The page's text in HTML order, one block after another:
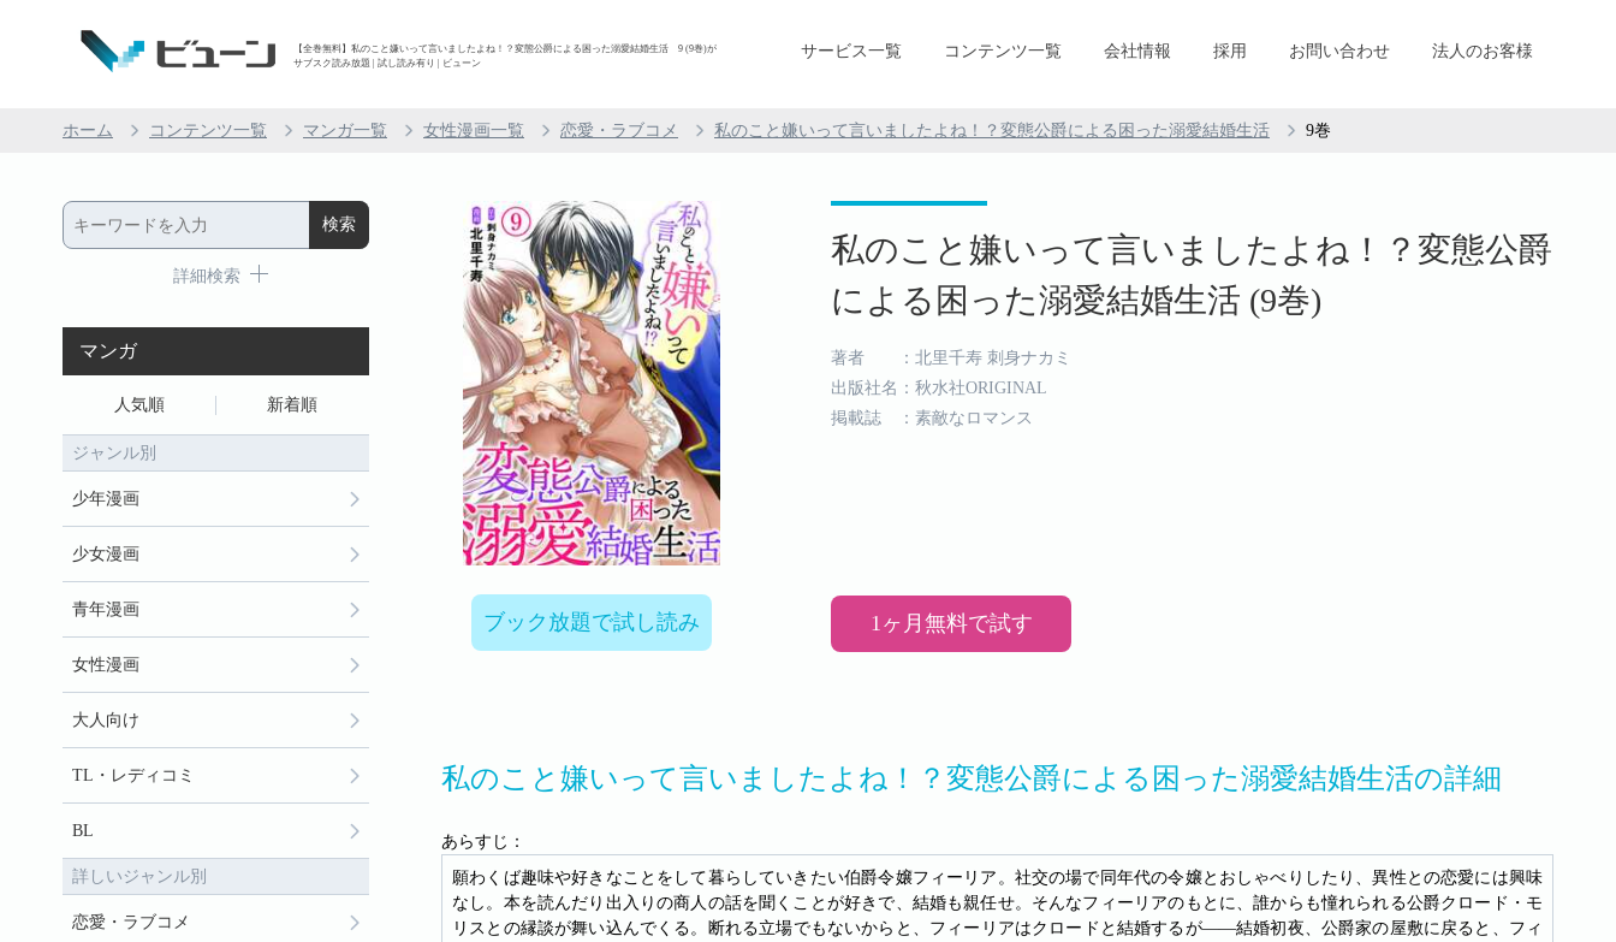
【全巻無料】私のこと嫌いって言いましたよね！？変態公爵による困った溺愛結婚生活 9 (9巻)が
サブスク読み放題 | 試し読み有り | ビューン
サービス一覧 コンテンツ一覧 会社情報 採用 お問い合わせ 法人のお客様
ホーム コンテンツ一覧 マンガ一覧 女性漫画一覧 恋愛・ラブコメ 私のこと嫌いって言いましたよね！？変態公爵による困った溺愛結婚生活 9巻
ブック放題で試し読み
私のこと嫌いって言いましたよね！？変態公爵
による困った溺愛結婚生活 (9巻)
著者 ：北里千寿 刺身ナカミ
出版社名：秋水社ORIGINAL
掲載誌 ：素敵なロマンス
1ヶ月無料で試す
私のこと嫌いって言いましたよね！？変態公爵による困った溺愛結婚生活の詳細
あらすじ：
願わくば趣味や好きなことをして暮らしていきたい伯爵令嬢フィーリア。社交の場で同年代の令嬢とおしゃべりしたり、異性との恋愛には興味
なし。本を読んだり出入りの商人の話を聞くことが好きで、結婚も親任せ。そんなフィーリアのもとに、誰からも憧れられる公爵クロード・モ
リスとの縁談が舞い込んでくる。断れる立場でもないからと、フィーリアはクロードと結婚するが――結婚初夜、公爵家の屋敷に戻ると、フィ
詳細検索
マンガ
人気順 新着順
ジャンル別
少年漫画
少女漫画
青年漫画
女性漫画
大人向け
TL・レディコミ
BL
詳しいジャンル別
恋愛・ラブコメ